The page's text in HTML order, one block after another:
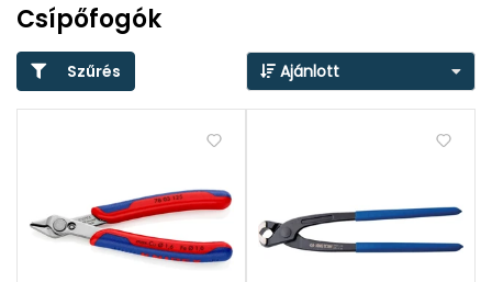
Csípőfogók
Szűrés Ajánlott